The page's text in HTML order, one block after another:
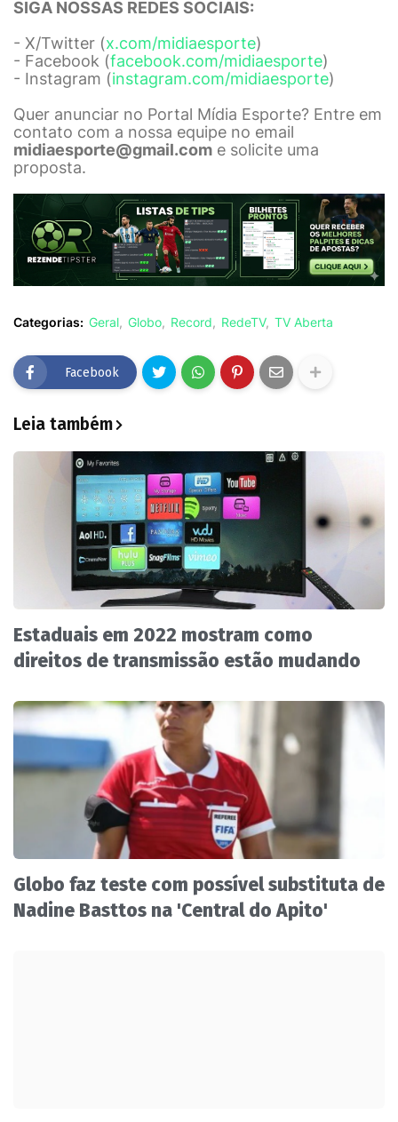
SIGA NOSSAS REDES SOCIAIS:
- X/Twitter (x.com/midiaesporte)
- Facebook (facebook.com/midiaesporte)
- Instagram (instagram.com/midiaesporte)
Quer anunciar no Portal Mídia Esporte? Entre em
contato com a nossa equipe no email
midiaesporte@gmail.com e solicite uma
proposta.
Categorias: Geral Globo Record RedeTV TV Aberta
Facebook
Leia também
Estaduais em 2022 mostram como
direitos de transmissão estão mudando
Globo faz teste com possível substituta de
Nadine Basttos na 'Central do Apito'